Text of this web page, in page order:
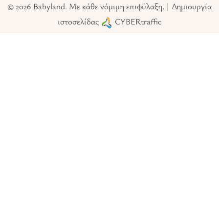
© 2026 Babyland. Με κάθε νόμιμη επιφύλαξη. | Δημιουργία
ιστοσελίδας
CYBERtraffic